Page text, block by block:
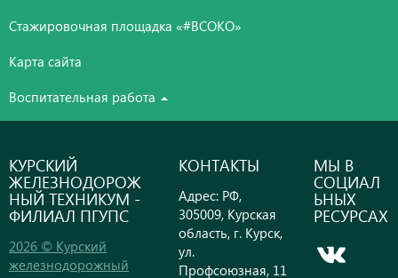
Стажировочная площадка «#ВСОКО»
Карта сайта
Воспитательная работа
КУРСКИЙ
ЖЕЛЕЗНОДОРОЖ
НЫЙ ТЕХНИКУМ -
ФИЛИАЛ ПГУПС
2026 © Курский
железнодорожный
КОНТАКТЫ
Адрес: РФ,
305009, Курская
область, г. Курск,
ул.
Профсоюзная, 11
МЫ В
СОЦИАЛ
ЬНЫХ
РЕСУРСАХ